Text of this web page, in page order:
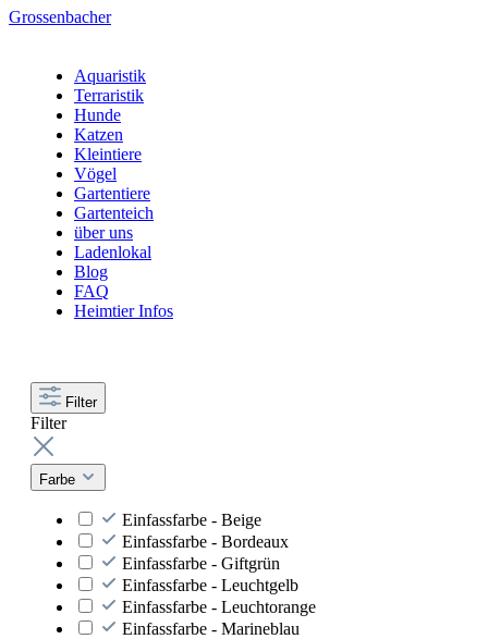
Grossenbacher
Aquaristik
Terraristik
Hunde
Katzen
Kleintiere
Vögel
Gartentiere
Gartenteich
über uns
Ladenlokal
Blog
FAQ
Heimtier Infos
Filter
Filter
Farbe
Einfassfarbe - Beige
Einfassfarbe - Bordeaux
Einfassfarbe - Giftgrün
Einfassfarbe - Leuchtgelb
Einfassfarbe - Leuchtorange
Einfassfarbe - Marineblau